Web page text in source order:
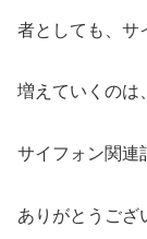
者としても、サ
増えていくのは
サイフォン関連
ありがとうござ